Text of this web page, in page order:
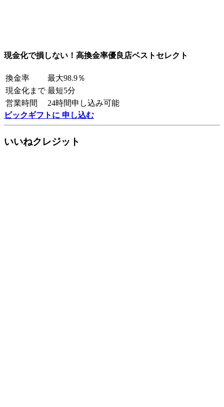
現金化で損しない！高換金率優良店ベストセレクト
換金率
最大98.9％
現金化まで 最短5分
営業時間
24時間申し込み可能
ビックギフトに 申し込む
いいねクレジット